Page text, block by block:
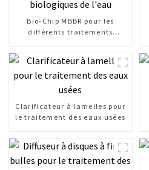
Bio-Chip MBBR pour les
différents traitements
Clarificateur à lamelles pour
le traitement des eaux usées